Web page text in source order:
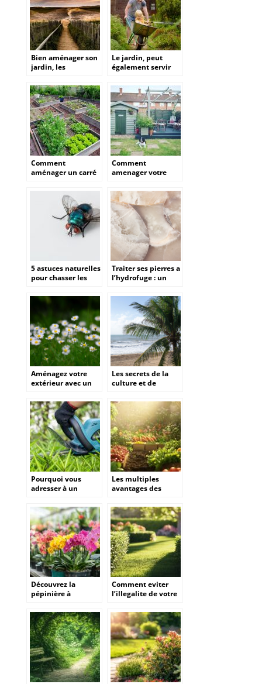
Bien aménager son
jardin, les
à prendre en
compte.
Le jardin, peut
également servir
Comment
aménager un carré
Comment
amenager votre
du printemps
5 astuces naturelles
pour chasser les
Traiter ses pierres a
l’hydrofuge : un
efficace
Aménagez votre
extérieur avec un
pour des espaces
esthétiques et
fonctionnels
Les secrets de la
culture et de
capitata
Pourquoi vous
adresser à un
professionnel pour
l’entretien de vos
haies à Buron ?
Les multiples
avantages des
pour une
alimentation
pratique et saine
Découvrez la
pépinière à
plantes exotiques
uniques
Comment eviter
l’illegalite de votre
grace a un entretien
regulier